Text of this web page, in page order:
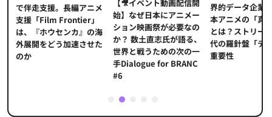
で伴走支援。長編アニメ
支援「Film Frontier」
は、『ホウセンカ』の海
外展開をどう加速させた
のか
【🎥イベント動画配信開
始】なぜ日本にアニメー
ション映画祭が必要なの
か？ 数土直志氏が語る、
世界と戦うための次の一
手Dialogue for BRANC
#6
界的データ企業
本アニメの「真
とは？ストリー
代の羅針盤「デ
重要性
2